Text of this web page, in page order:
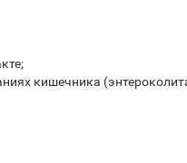
кишечника